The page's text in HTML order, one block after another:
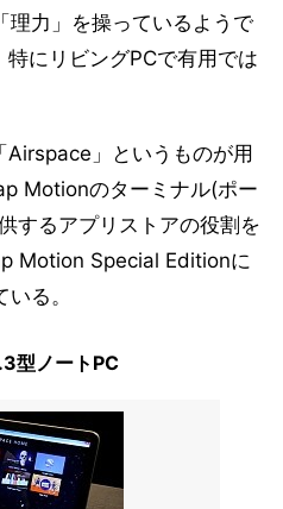
理力」を操っているようで
にリビングPCで有用では
」というものが用
Motionのターミナル(ポー
するアプリストアの役割を
Motion Special Editionに
る。
型ノートPC